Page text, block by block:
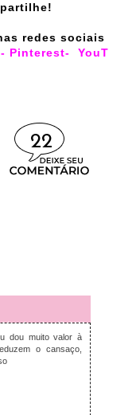
redes sociais
- Pinterest-
YouT
22
feira, dezembro 18, 2020
dou muito valor à
o cansaço,